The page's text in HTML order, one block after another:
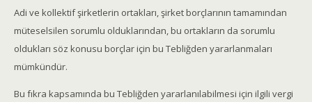
Adi ve kollektif şirketlerin ortakları, şirket borçlarının tamamından
müteselsilen sorumlu olduklarından, bu ortakların da sorumlu
oldukları söz konusu borçlar için bu Tebliğden yararlanmaları
mümkündür.
Bu fıkra kapsamında bu Tebliğden yararlanılabilmesi için ilgili vergi